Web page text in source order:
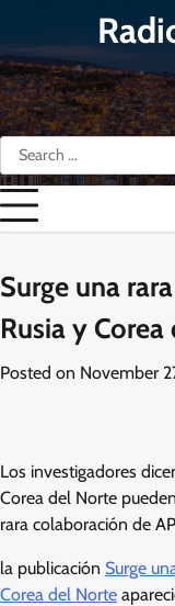
content
Search
for:
Surge una
Rusia y
Posted on November
Los investigadores
Corea del Norte
rara colaboración de
la publicación Surge
Corea del Norte